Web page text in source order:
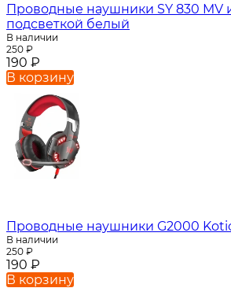
Проводные наушники SY 830 MV
подсветкой белый
В наличии
250 ₽
190 ₽
В корзину
Проводные наушники G2000
В наличии
250 ₽
190 ₽
В корзину